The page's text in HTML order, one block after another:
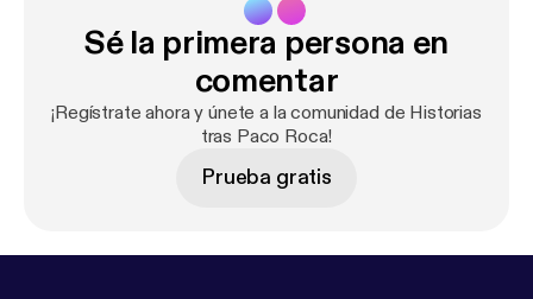
asprovincias.es/culturas/cine/casa-pelicula-conmov
edora-sobre-recuerdo-padre-paco-202404251910
] en la que veraneaba el ilustrador
valenciano para conocer qué sucedió realmente con
ella, algo que ni la novela ni la película terminan de
Sé la primera persona en
comentar
¡Regístrate ahora y únete a la comunidad de Historias
tras Paco Roca!
Prueba gratis